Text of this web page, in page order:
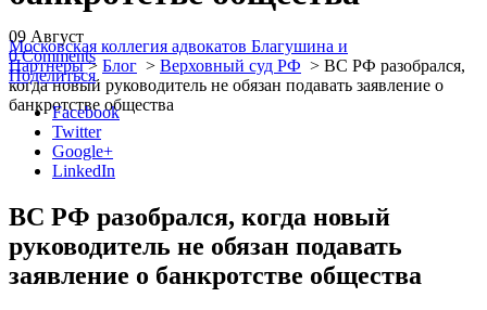
Московская коллегия адвокатов Благушина и
Партнеры> Блог > Верховный суд РФ > ВС РФ разобрался,
когда новый руководитель не обязан подавать заявление о
банкротстве общества
09 Август
0 Comments
Поделиться
Facebook
Twitter
Google+
LinkedIn
ВС РФ разобрался, когда новый
руководитель не обязан подавать
заявление о банкротстве общества